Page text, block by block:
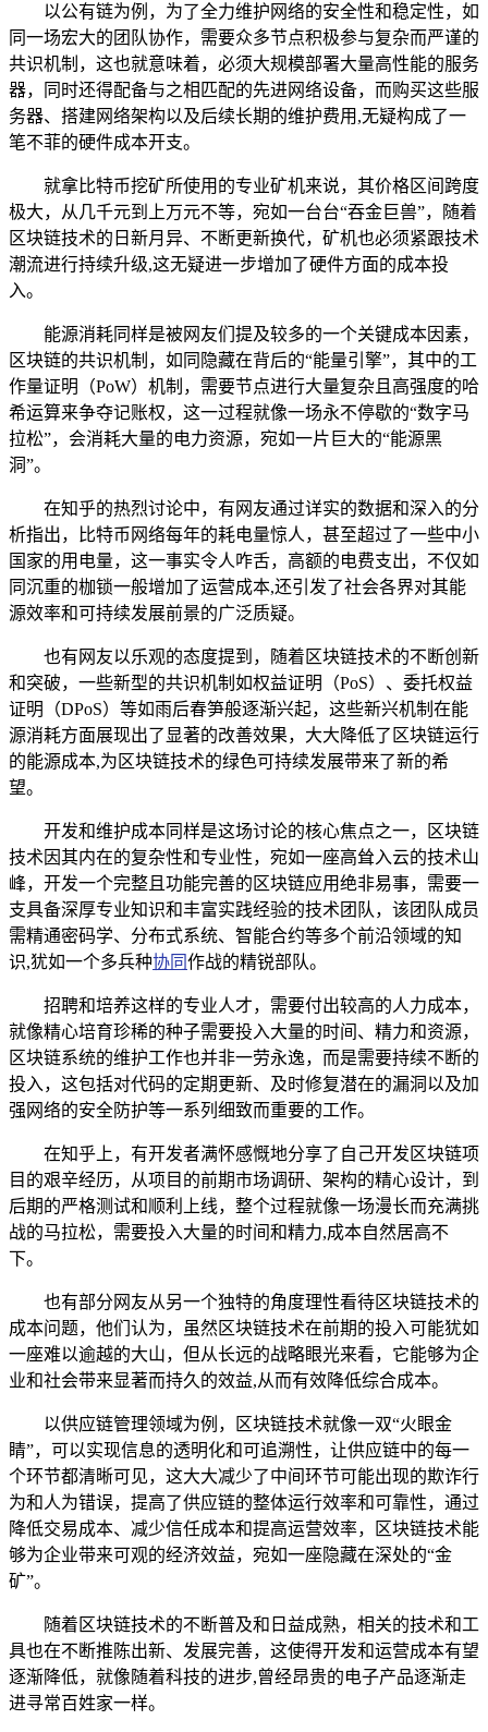
以公有链为例，为了全力维护网络的安全性和稳定性，如
同一场宏大的团队协作，需要众多节点积极参与复杂而严谨的
共识机制，这也就意味着，必须大规模部署大量高性能的服务
器，同时还得配备与之相匹配的先进网络设备，而购买这些服
务器、搭建网络架构以及后续长期的维护费用,无疑构成了一
笔不菲的硬件成本开支。
就拿比特币挖矿所使用的专业矿机来说，其价格区间跨度
极大，从几千元到上万元不等，宛如一台台“吞金巨兽”，随着
区块链技术的日新月异、不断更新换代，矿机也必须紧跟技术
潮流进行持续升级,这无疑进一步增加了硬件方面的成本投
入。
能源消耗同样是被网友们提及较多的一个关键成本因素，
区块链的共识机制，如同隐藏在背后的“能量引擎”，其中的工
作量证明（PoW）机制，需要节点进行大量复杂且高强度的哈
希运算来争夺记账权，这一过程就像一场永不停歇的“数字马
拉松”，会消耗大量的电力资源，宛如一片巨大的“能源黑
洞”。
在知乎的热烈讨论中，有网友通过详实的数据和深入的分
析指出，比特币网络每年的耗电量惊人，甚至超过了一些中小
国家的用电量，这一事实令人咋舌，高额的电费支出，不仅如
同沉重的枷锁一般增加了运营成本,还引发了社会各界对其能
源效率和可持续发展前景的广泛质疑。
也有网友以乐观的态度提到，随着区块链技术的不断创新
和突破，一些新型的共识机制如权益证明（PoS）、委托权益
证明（DPoS）等如雨后春笋般逐渐兴起，这些新兴机制在能
源消耗方面展现出了显著的改善效果，大大降低了区块链运行
的能源成本,为区块链技术的绿色可持续发展带来了新的希
望。
开发和维护成本同样是这场讨论的核心焦点之一，区块链
技术因其内在的复杂性和专业性，宛如一座高耸入云的技术山
峰，开发一个完整且功能完善的区块链应用绝非易事，需要一
支具备深厚专业知识和丰富实践经验的技术团队，该团队成员
需精通密码学、分布式系统、智能合约等多个前沿领域的知
识,犹如一个多兵种协同作战的精锐部队。
招聘和培养这样的专业人才，需要付出较高的人力成本，
就像精心培育珍稀的种子需要投入大量的时间、精力和资源，
区块链系统的维护工作也并非一劳永逸，而是需要持续不断的
投入，这包括对代码的定期更新、及时修复潜在的漏洞以及加
强网络的安全防护等一系列细致而重要的工作。
在知乎上，有开发者满怀感慨地分享了自己开发区块链项
目的艰辛经历，从项目的前期市场调研、架构的精心设计，到
后期的严格测试和顺利上线，整个过程就像一场漫长而充满挑
战的马拉松，需要投入大量的时间和精力,成本自然居高不
下。
也有部分网友从另一个独特的角度理性看待区块链技术的
成本问题，他们认为，虽然区块链技术在前期的投入可能犹如
一座难以逾越的大山，但从长远的战略眼光来看，它能够为企
业和社会带来显著而持久的效益,从而有效降低综合成本。
以供应链管理领域为例，区块链技术就像一双“火眼金
睛”，可以实现信息的透明化和可追溯性，让供应链中的每一
个环节都清晰可见，这大大减少了中间环节可能出现的欺诈行
为和人为错误，提高了供应链的整体运行效率和可靠性，通过
降低交易成本、减少信任成本和提高运营效率，区块链技术能
够为企业带来可观的经济效益，宛如一座隐藏在深处的“金
矿”。
随着区块链技术的不断普及和日益成熟，相关的技术和工
具也在不断推陈出新、发展完善，这使得开发和运营成本有望
逐渐降低，就像随着科技的进步,曾经昂贵的电子产品逐渐走
进寻常百姓家一样。